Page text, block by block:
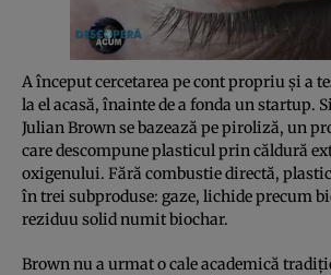
A început cercetarea pe cont propriu și a
la el acasă, înainte de a fonda un startup.
Julian Brown se bazează pe piroliză, un
care descompune plasticul prin căldură
oxigenului. Fără combustie directă,
în trei subproduse: gaze, lichide precum
reziduu solid numit biochar.
Brown nu a urmat o cale academică